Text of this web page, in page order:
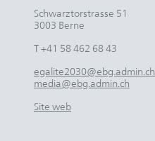
Schwarztorstrasse 51
3003 Berne
T +41 58 462 68 43
egalite2030@ebg.admin.ch
media@ebg.admin.ch
Site web